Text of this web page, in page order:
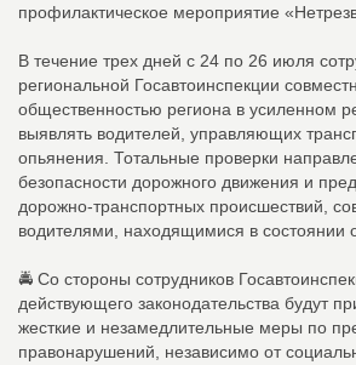
профилактическое мероприятие
В течение трех дней с 24 по 26 июля
региональной Госавтоинспекции
общественностью региона в усиленном
выявлять водителей, управляющих
опьянения. Тотальные проверки
безопасности дорожного движения и
дорожно-транспортных происшествий,
водителями, находящимися в состоянии
🚔 Со стороны сотрудников
действующего законодательства будут
жесткие и незамедлительные меры по
правонарушений, независимо от